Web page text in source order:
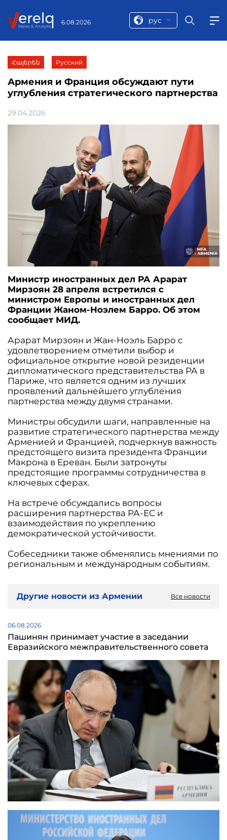
6.08.2026 рус
Հայերեն Русский
Армения и Франция обсуждают пути
углубления стратегического партнерства
29.04.2026
Министр иностранных дел РА Арарат
Мирзоян 28 апреля встретился с
министром Европы и иностранных дел
Франции Жаном-Ноэлем Барро. Об этом
сообщает МИД.
Арарат Мирзоян и Жан-Ноэль Барро с
удовлетворением отметили выбор и
официальное открытие новой резиденции
дипломатического представительства РА в
Париже, что является одним из лучших
проявлений дальнейшего углубления
партнерства между двумя странами.
Министры обсудили шаги, направленные на
развитие стратегического партнерства между
Арменией и Францией, подчеркнув важность
предстоящего визита президента Франции
Макрона в Ереван. Были затронуты
предстоящие программы сотрудничества в
ключевых сферах.
На встрече обсуждались вопросы
расширения партнерства РА-ЕС и
взаимодействия по укреплению
демократической устойчивости.
Собеседники также обменялись мнениями по
региональным и международным событиям.
Другие новости из Армении Все новости
06.08.2026
Пашинян принимает участие в заседании
Евразийского межправительственного совета